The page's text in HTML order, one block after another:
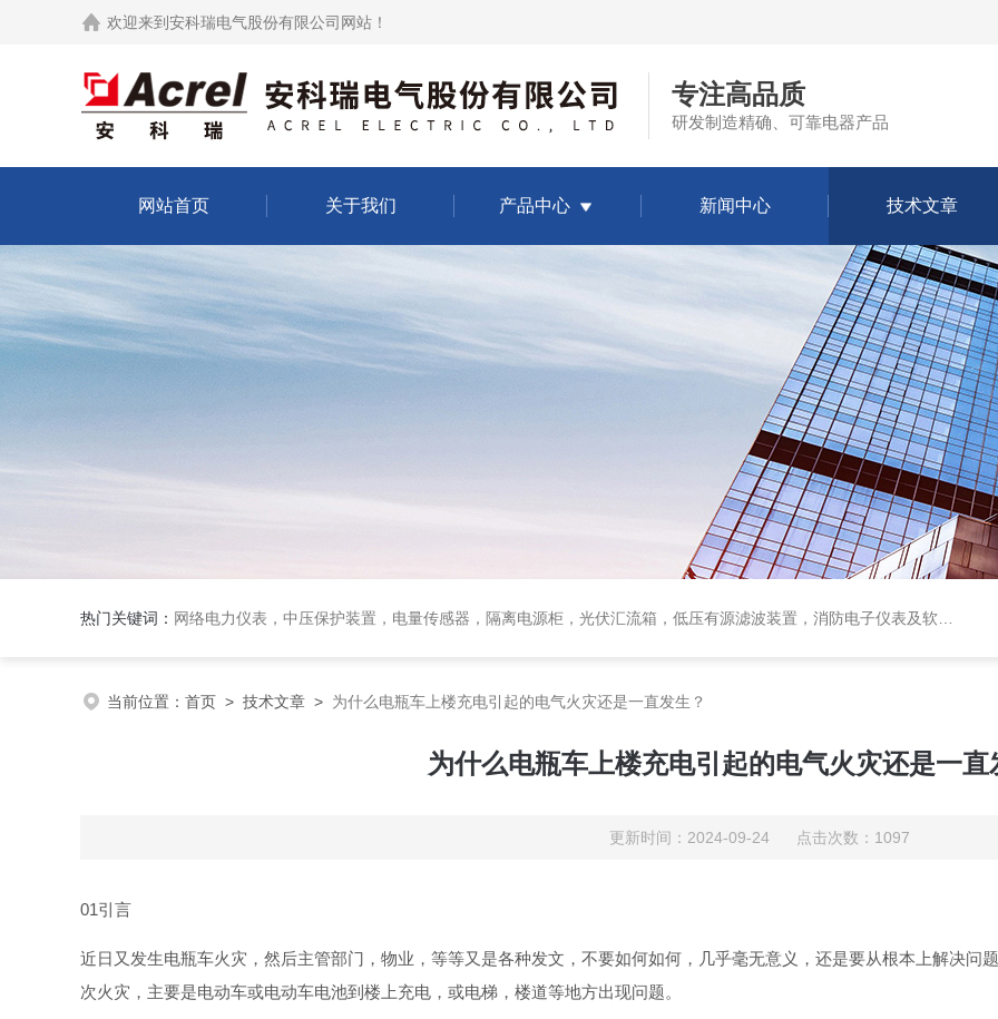
欢迎来到 安科瑞电气股份有限公司网站 ！
专注高品质
研发制造精确、可靠电器产品
网站首页 关于我们 产品中心 新闻中心 技术文章
热门关键词： 网络电力仪表，中压保护装置，电量传感器，隔离电源柜，光伏汇流箱，低压有源滤波装置，消防电子仪表及软件保护装置
当前位置： 首页 > 技术文章 > 为什么电瓶车上楼充电引起的电气火灾还是一直发生？
为什么电瓶车上楼充电引起的电气火灾还是一直
更新时间：2024-09-24 点击次数：1097
01引言
近日又发生电瓶车火灾，然后主管部门，物业，等等又是各种发文，不要如何如何，几乎毫无意义，还是要从根本上解决问
次火灾，主要是电动车或电动车电池到楼上充电，或电梯，楼道等地方出现问题。